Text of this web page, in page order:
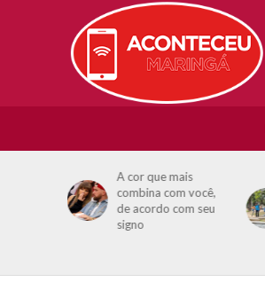
A cor que mais
combina com você,
de acordo com seu
signo